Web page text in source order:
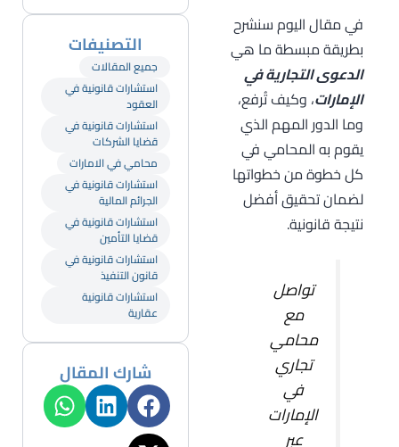
في مقال اليوم سنشرح
بطريقة مبسطة ما هي
الدعوى التجارية في
الإمارات، وكيف تُرفع،
وما الدور المهم الذي
يقوم به المحامي في
كل خطوة من خطواتها
لضمان تحقيق أفضل
نتيجة قانونية.
تواصل
مع
محامي
تجاري
في
الإمارات
عبر
التصنيفات
جميع المقالات
استشارات قانونية في
العقود
استشارات قانونية في
قضايا الشركات
محامي في الامارات
استشارات قانونية في
الجرائم المالية
استشارات قانونية في
قضايا التأمين
استشارات قانونية في
قانون التنفيذ
استشارات قانونية
عقارية
شارك المقال